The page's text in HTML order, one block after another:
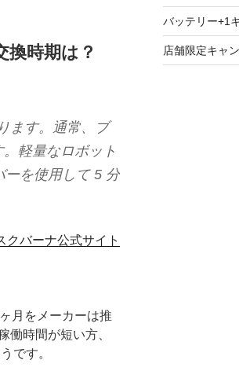
時期は？
ます。通常、ブ
軽量なロボット
ーを使用して 5 分
バーナ公式サイト
月をメーカーは推
働時間が短い方、
です。
バッテリー+1
店舗限定キャ